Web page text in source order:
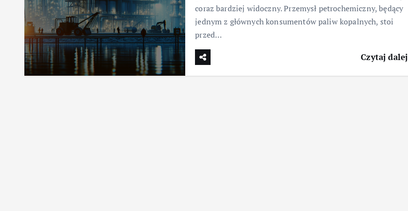
coraz bardziej widoczny. Przemysł petrochemiczny, będący
jednym z głównych konsumentów paliw kopalnych, stoi
przed…
Czytaj dalej